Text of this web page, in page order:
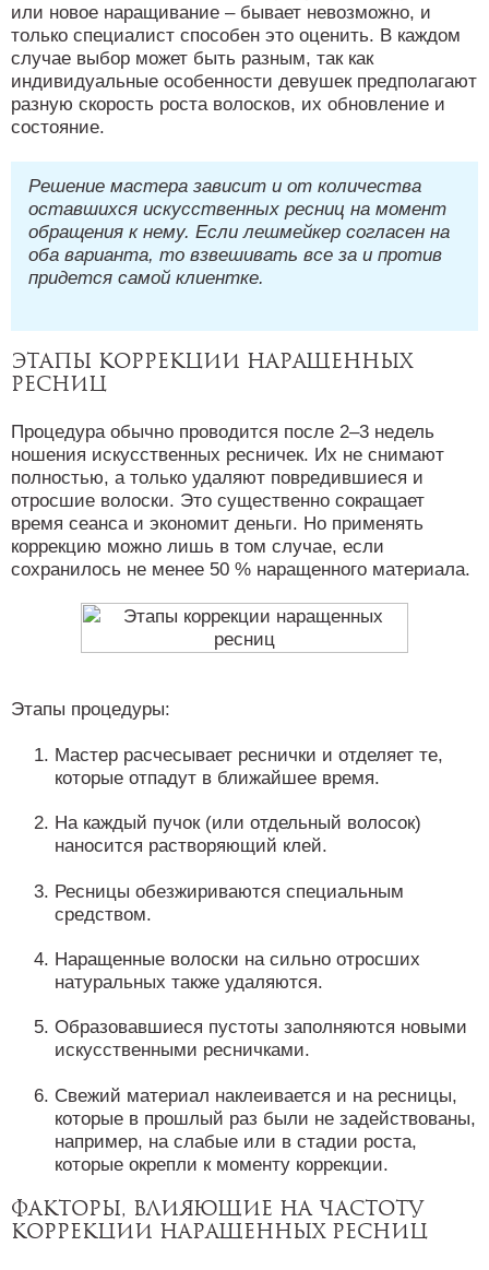
или новое наращивание – бывает невозможно, и
только специалист способен это оценить. В каждом
случае выбор может быть разным, так как
индивидуальные особенности девушек предполагают
разную скорость роста волосков, их обновление и
состояние.
Решение мастера зависит и от количества
оставшихся искусственных ресниц на момент
обращения к нему. Если лешмейкер согласен на
оба варианта, то взвешивать все за и против
придется самой клиентке.
Этапы коррекции наращенных
ресниц
Процедура обычно проводится после 2–3 недель
ношения искусственных ресничек. Их не снимают
полностью, а только удаляют повредившиеся и
отросшие волоски. Это существенно сокращает
время сеанса и экономит деньги. Но применять
коррекцию можно лишь в том случае, если
сохранилось не менее 50 % наращенного материала.
Этапы процедуры:
Мастер расчесывает реснички и отделяет те,
которые отпадут в ближайшее время.
На каждый пучок (или отдельный волосок)
наносится растворяющий клей.
Ресницы обезжириваются специальным
средством.
Наращенные волоски на сильно отросших
натуральных также удаляются.
Образовавшиеся пустоты заполняются новыми
искусственными ресничками.
Свежий материал наклеивается и на ресницы,
которые в прошлый раз были не задействованы,
например, на слабые или в стадии роста,
которые окрепли к моменту коррекции.
Факторы, влияющие на частоту
коррекции наращенных ресниц